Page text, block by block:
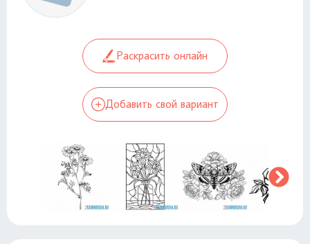
Раскрасить онлайн
Добавить свой вариант